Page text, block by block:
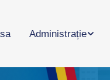
Administrație